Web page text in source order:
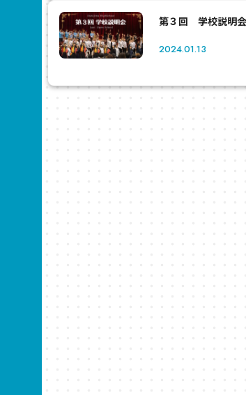
第３回 学校説明会
2024.01.13